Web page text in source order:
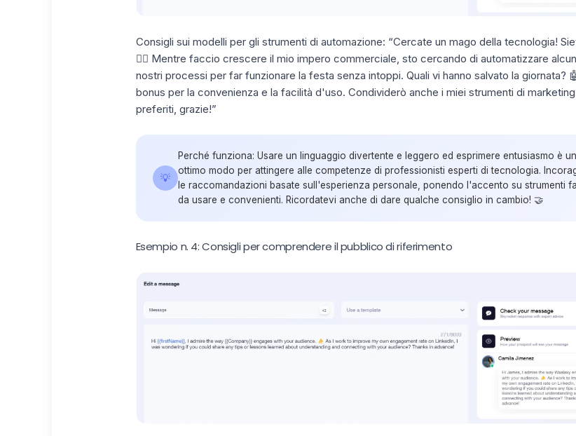
Consigli sui modelli per gli strumenti di automazione: “Cercate un mago della tecnologia!
🧙‍♂️ Mentre faccio crescere il mio impero commerciale, sto cercando di automatizzare
nostri processi per far funzionare la festa senza intoppi. Quali vi hanno salvato la giornata?
bonus per la convenienza e la facilità d'uso. Condividerò anche i miei strumenti di marketing
preferiti, grazie!”
💡
Perché funziona: Usare un linguaggio divertente e leggero ed esprimere entusiasmo è un
ottimo modo per attingere alle competenze di professionisti esperti di tecnologia.
le raccomandazioni basate sull'esperienza personale, ponendo l'accento su strumenti
da usare e convenienti. Ricordatevi anche di dare qualche consiglio in cambio! 🤝
Esempio n. 4: Consigli per comprendere il pubblico di riferimento